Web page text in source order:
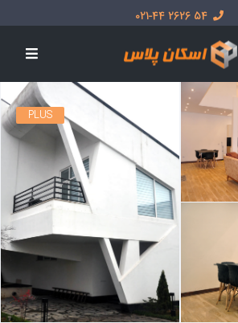
54 2626 021-44
PLUS